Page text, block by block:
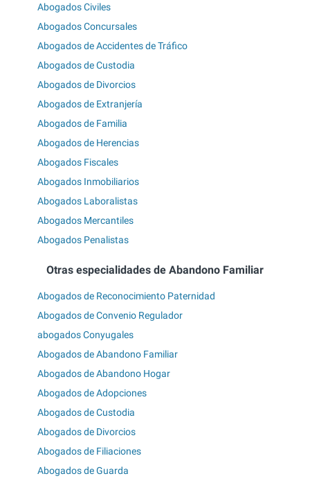
Abogados Civiles
Abogados Concursales
Abogados de Accidentes de Tráfico
Abogados de Custodia
Abogados de Divorcios
Abogados de Extranjería
Abogados de Familia
Abogados de Herencias
Abogados Fiscales
Abogados Inmobiliarios
Abogados Laboralistas
Abogados Mercantiles
Abogados Penalistas
Otras especialidades de Abandono Familiar
Abogados de Reconocimiento Paternidad
Abogados de Convenio Regulador
abogados Conyugales
Abogados de Abandono Familiar
Abogados de Abandono Hogar
Abogados de Adopciones
Abogados de Custodia
Abogados de Divorcios
Abogados de Filiaciones
Abogados de Guarda